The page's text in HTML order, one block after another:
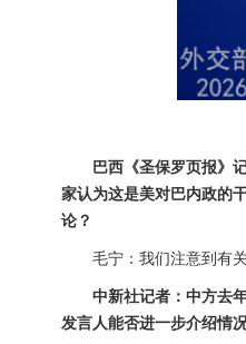
巴西《圣保罗页报》
家认为这是美对巴内政的
论？
毛宁：我们注意到有
中新社记者：中方去
发言人能否进一步介绍情